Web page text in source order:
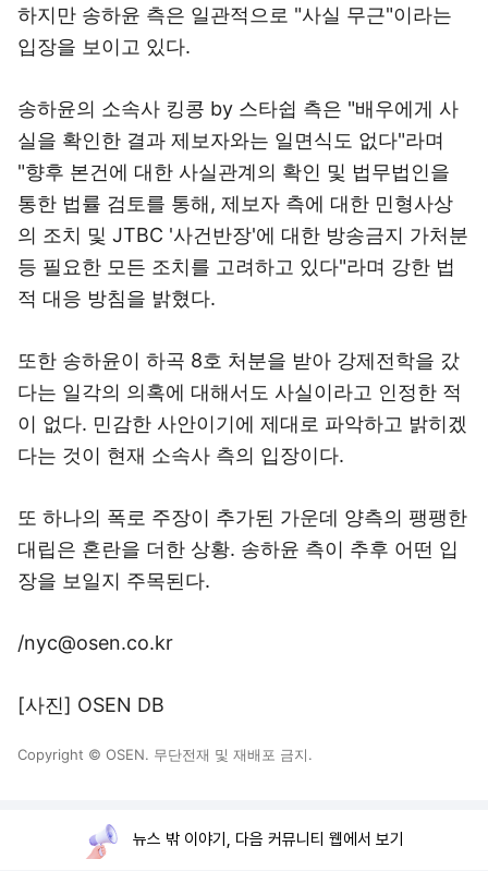
하지만 송하윤 측은 일관적으로 "사실 무근"이라는
입장을 보이고 있다.
송하윤의 소속사 킹콩 by 스타쉽 측은 "배우에게 사
실을 확인한 결과 제보자와는 일면식도 없다"라며
"향후 본건에 대한 사실관계의 확인 및 법무법인을
통한 법률 검토를 통해, 제보자 측에 대한 민형사상
의 조치 및 JTBC '사건반장'에 대한 방송금지 가처분
등 필요한 모든 조치를 고려하고 있다"라며 강한 법
적 대응 방침을 밝혔다.
또한 송하윤이 하곡 8호 처분을 받아 강제전학을 갔
다는 일각의 의혹에 대해서도 사실이라고 인정한 적
이 없다. 민감한 사안이기에 제대로 파악하고 밝히겠
다는 것이 현재 소속사 측의 입장이다.
또 하나의 폭로 주장이 추가된 가운데 양측의 팽팽한
대립은 혼란을 더한 상황. 송하윤 측이 추후 어떤 입
장을 보일지 주목된다.
/nyc@osen.co.kr
[사진] OSEN DB
Copyright © OSEN. 무단전재 및 재배포 금지.
뉴스 밖 이야기, 다음 커뮤니티 웹에서 보기